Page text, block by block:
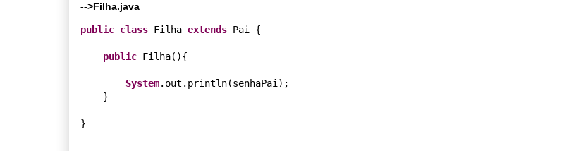
-->Filha.java
public class Filha extends Pai {
public Filha(){
System.out.println(senhaPai);
    }